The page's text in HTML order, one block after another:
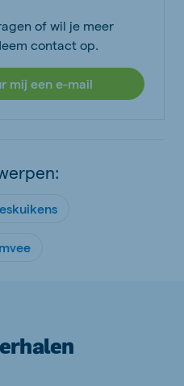
of wil je meer
contact op.
mij een e-mail